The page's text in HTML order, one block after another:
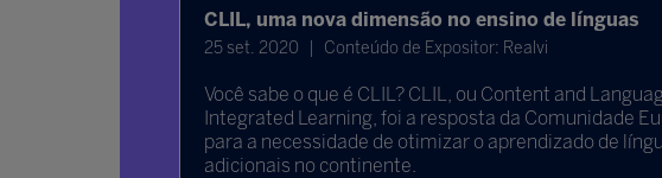
CLIL, uma nova dimensão no ensino de línguas
25 set. 2020 Conteúdo de Expositor: Realvi
Você sabe o que é CLIL? CLIL, ou Content and
Integrated Learning, foi a resposta da Comunidade
para a necessidade de otimizar o aprendizado de
adicionais no continente.